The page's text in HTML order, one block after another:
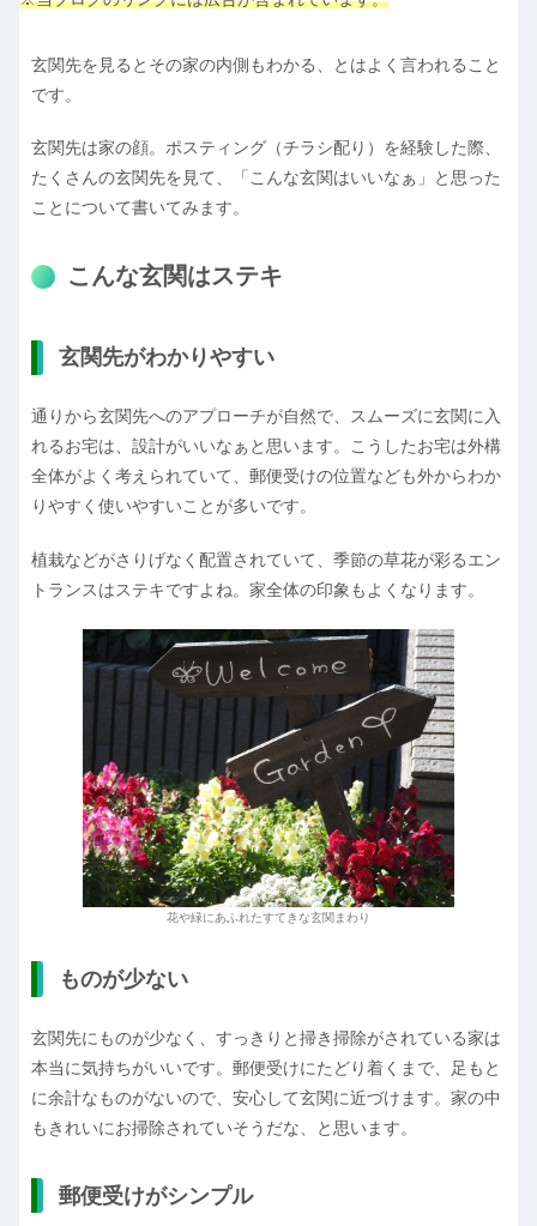
玄関先を見るとその家の内側もわかる、とはよく言われること
です。
玄関先は家の顔。ポスティング（チラシ配り）を経験した際、
たくさんの玄関先を見て、「こんな玄関はいいなぁ」と思った
ことについて書いてみます。
こんな玄関はステキ
玄関先がわかりやすい
通りから玄関先へのアプローチが自然で、スムーズに玄関に入
れるお宅は、設計がいいなぁと思います。こうしたお宅は外構
全体がよく考えられていて、郵便受けの位置なども外からわか
りやすく使いやすいことが多いです。
植栽などがさりげなく配置されていて、季節の草花が彩るエン
トランスはステキですよね。家全体の印象もよくなります。
花や緑にあふれたすてきな玄関まわり
ものが少ない
玄関先にものが少なく、すっきりと掃き掃除がされている家は
本当に気持ちがいいです。郵便受けにたどり着くまで、足もと
に余計なものがないので、安心して玄関に近づけます。家の中
もきれいにお掃除されていそうだな、と思います。
郵便受けがシンプル